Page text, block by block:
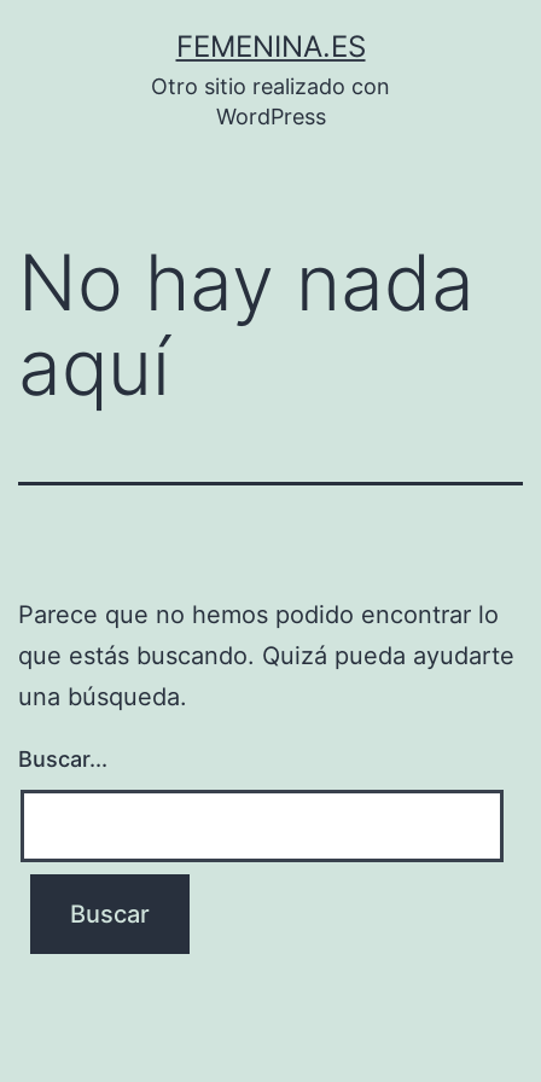
FEMENINA.ES
Otro sitio realizado con
WordPress
No hay nada
aquí
Parece que no hemos podido encontrar lo
que estás buscando. Quizá pueda ayudarte
una búsqueda.
Buscar...